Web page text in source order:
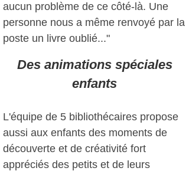
aucun problème de ce côté-là. Une
personne nous a même renvoyé par la
poste un livre oublié..."
Des animations spéciales
enfants
L'équipe de 5 bibliothécaires propose
aussi aux enfants des moments de
découverte et de créativité fort
appréciés des petits et de leurs